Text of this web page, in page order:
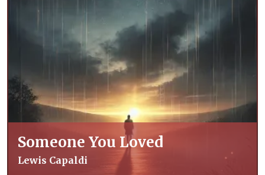
Someone You Loved
Lewis Capaldi